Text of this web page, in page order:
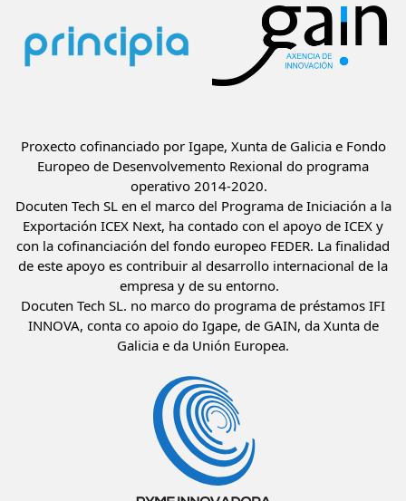
Proxecto cofinanciado por Igape, Xunta de Galicia e Fondo
Europeo de Desenvolvemento Rexional do programa
operativo 2014-2020.
Docuten Tech SL en el marco del Programa de Iniciación a la
Exportación ICEX Next, ha contado con el apoyo de ICEX y
con la cofinanciación del fondo europeo FEDER. La finalidad
de este apoyo es contribuir al desarrollo internacional de la
empresa y de su entorno.
Docuten Tech SL. no marco do programa de préstamos IFI
INNOVA, conta co apoio do Igape, de GAIN, da Xunta de
Galicia e da Unión Europea.